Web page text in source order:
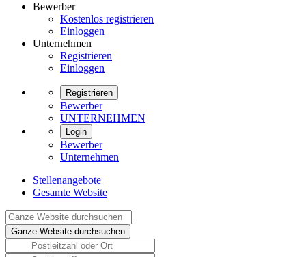
Bewerber
Kostenlos registrieren
Einloggen
Unternehmen
Registrieren
Einloggen
Registrieren
Bewerber
UNTERNEHMEN
Login
Bewerber
Unternehmen
Stellenangebote
Gesamte Website